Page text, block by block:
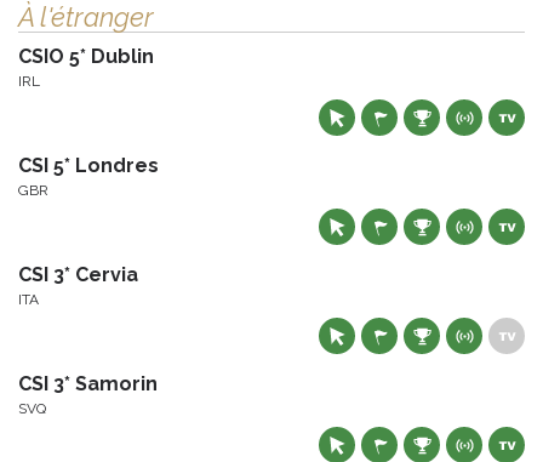
À l'étranger
CSIO 5* Dublin
IRL
CSI 5* Londres
GBR
CSI 3* Cervia
ITA
CSI 3* Samorin
SVQ